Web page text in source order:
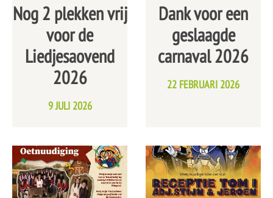
Lid worden
Documenten
Nog 2 plekken vrij
voor de
Liedjesaovend
2026
9 JULI 2026
Dank voor een
geslaagde
carnaval 2026
22 FEBRUARI 2026